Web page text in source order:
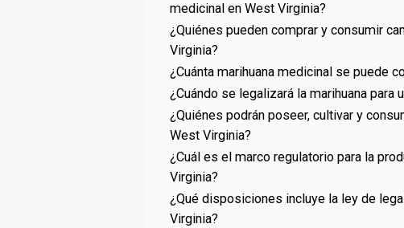
medicinal en West Virginia?
¿Quiénes pueden comprar y consumir
Virginia?
¿Cuánta marihuana medicinal se puede
¿Cuándo se legalizará la marihuana para
¿Quiénes podrán poseer, cultivar y
West Virginia?
¿Cuál es el marco regulatorio para la
Virginia?
¿Qué disposiciones incluye la ley de
Virginia?